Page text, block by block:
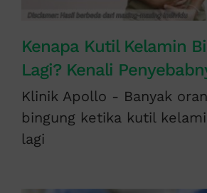
Kenapa Kutil Kelamin
Lagi? Kenali
Klinik Apollo - Banyak
bingung ketika kutil
lagi